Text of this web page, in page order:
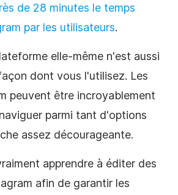
de 28 minutes le temps
par les utilisateurs.
elle-même n'est aussi
dont vous l'utilisez. Les
peuvent être incroyablement
parmi tant d'options
assez décourageante.
apprendre à éditer des
afin de garantir les